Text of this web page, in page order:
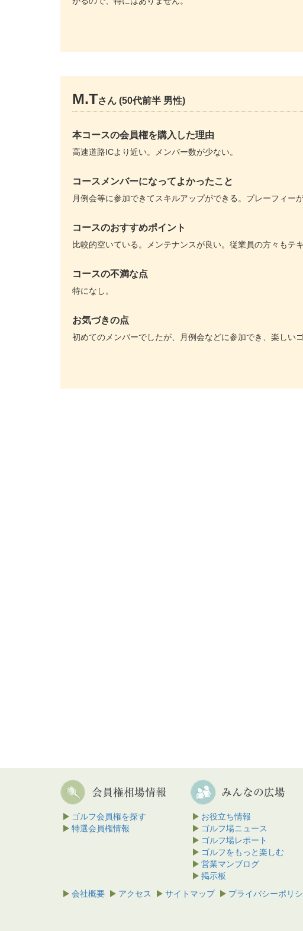
M.Tさん (50代前半 男性)
本コースの会員権を購入した理由
高速道路ICより近い。メンバー数が少ない。
コースメンバーになってよかったこと
月例会等に参加できてスキルアップができる。プレーフィー
コースのおすすめポイント
比較的空いている。メンテナンスが良い。従業員の方々もテ
コースの不満な点
特になし。
お気づきの点
初めてのメンバーでしたが、月例会などに参加でき、楽しい
ゴルフ会員権を探す
特選会員権情報
お役立ち情報
ゴルフ場ニュース
ゴルフ場レポート
ゴルフをもっと楽しむ
営業マンブログ
掲示板
会社概要 アクセス サイトマップ プライバシーポリ